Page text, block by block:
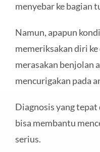
menyebar ke bagian
Namun, apapun
memeriksakan diri
merasakan benjolan
mencurigakan pada
Diagnosis yang tepat
bisa membantu
serius.